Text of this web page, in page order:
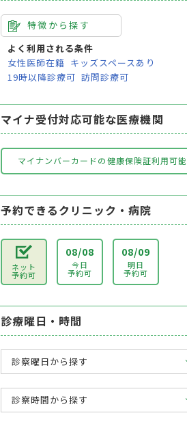
特徴から探す
よく利用される条件
女性医師在籍 キッズスペースあり
19時以降診療可 訪問診療可
マイナ受付対応可能な医療機関
マイナンバーカードの健康保険証利用可能
予約できるクリニック・病院
ネット
予約可
08/08
今日
予約可
08/09
明日
予約可
診療曜日・時間
診察曜日から探す
診察時間から探す